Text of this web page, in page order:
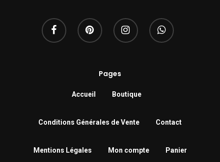
Pages
Accueil Boutique
Conditions Générales de Vente Contact
Mentions Légales Mon compte Panier